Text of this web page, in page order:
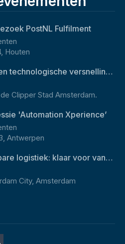
PostNL Fulfilment
Houten
Navigeren tussen technologische versnelling en menselijk potentieel
Clipper Stad Amsterdam.
'Automation Xperience’
Antwerpen
Seminar: Weerbare logistiek: klaar voor vandaag én morgen
City, Amsterdam